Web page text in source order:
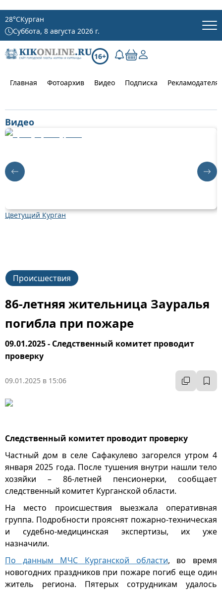
28°CКурган
Суббота, 8 августа 2026 г.
16+
Главная Фотоархив Видео Подписка
Видео
Цветущий Курган
Происшествия
86-летняя жительница Зауралья
погибла при пожаре
09.01.2025 - Следственный комитет проводит
проверку
09.01.2025 в 15:06
Следственный комитет проводит проверку
Частный дом в селе Сафакулево загорелся утром 4
января 2025 года. После тушения внутри нашли тело
хозяйки – 86-летней пенсионерки, сообщает
следственный комитет Курганской области.
На место происшествия выезжала оперативная
группа. Подробности прояснят пожарно-техническая
и судебно-медицинская экспертизы, их уже
назначили.
По данным МЧС Курганской области, во время
новогодних праздников при пожаре погиб еще один
житель региона. Пятерых сотрудникам удалось